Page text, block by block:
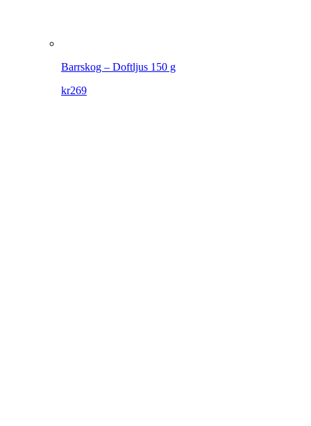
Barrskog – Doftljus 150 g
kr269